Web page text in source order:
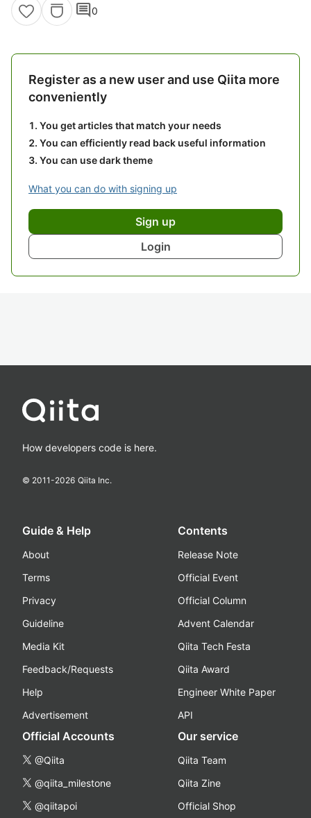
comment0
Register as a new user and use Qiita more
conveniently
You get articles that match your needs
You can efficiently read back useful information
You can use dark theme
What you can do with signing up
Sign up
Login
How developers code is here.
© 2011-2026 Qiita Inc.
Guide & Help
About
Terms
Privacy
Guideline
Media Kit
Feedback/Requests
Help
Advertisement
Contents
Release Note
Official Event
Official Column
Advent Calendar
Qiita Tech Festa
Qiita Award
Engineer White Paper
API
Official Accounts
@Qiita
@qiita_milestone
@qiitapoi
Our service
Qiita Team
Qiita Zine
Official Shop